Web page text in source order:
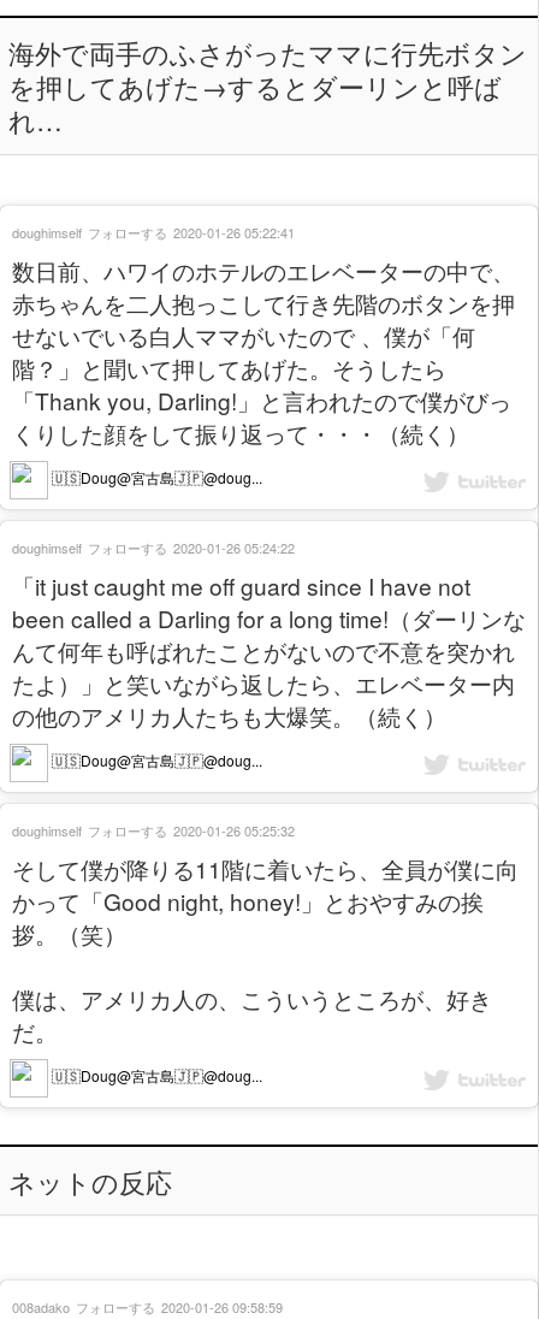
海外で両手のふさがったママに行先ボタン
を押してあげた→するとダーリンと呼ば
れ…
数日前、ハワイのホテルのエレベーターの中で、
赤ちゃんを二人抱っこして行き先階のボタンを押
せないでいる白人ママがいたので 、僕が「何
階？」と聞いて押してあげた。そうしたら
「Thank you, Darling!」と言われたので僕がびっ
くりした顔をして振り返って・・・（続く）
🇺🇸Doug@宮古島🇯🇵@doug...
doughimself フォローする 2020-01-26 05:22:41
「it just caught me off guard since I have not
been called a Darling for a long time!（ダーリンな
んて何年も呼ばれたことがないので不意を突かれ
たよ）」と笑いながら返したら、エレベーター内
の他のアメリカ人たちも大爆笑。（続く）
🇺🇸Doug@宮古島🇯🇵@doug...
doughimself フォローする 2020-01-26 05:24:22
そして僕が降りる11階に着いたら、全員が僕に向
かって「Good night, honey!」とおやすみの挨
拶。（笑）
僕は、アメリカ人の、こういうところが、好き
だ。
🇺🇸Doug@宮古島🇯🇵@doug...
doughimself フォローする 2020-01-26 05:25:32
ネットの反応
008adako フォローする 2020-01-26 09:58:59